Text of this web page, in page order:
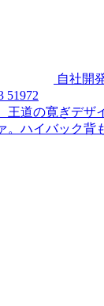
自社開
51972
王道の寛ぎデザ
。ハイバック背